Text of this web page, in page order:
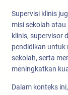
Supervisi klinis
misi sekolah
klinis, supervisor
pendidikan untuk
sekolah, serta
meningkatkan
Dalam konteks